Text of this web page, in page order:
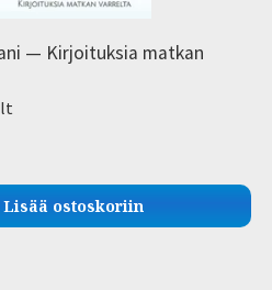
— Kirjoituksia matkan
Lisää ostoskoriin